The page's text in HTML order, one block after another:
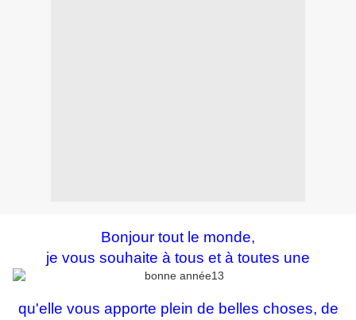
Bonjour tout le monde,
je vous souhaite à tous et à toutes une
qu'elle vous apporte plein de belles choses, de